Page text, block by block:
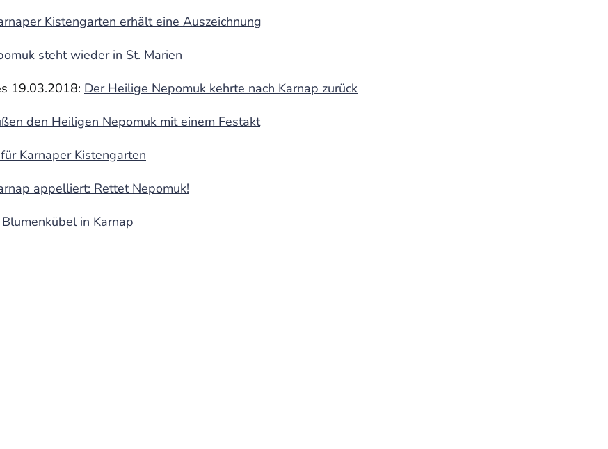
Kistengarten erhält eine Auszeichnung
steht wieder in St. Marien
19.03.2018: Der Heilige Nepomuk kehrte nach Karnap zurück
den Heiligen Nepomuk mit einem Festakt
Karnaper Kistengarten
appelliert: Rettet Nepomuk!
Blumenkübel in Karnap